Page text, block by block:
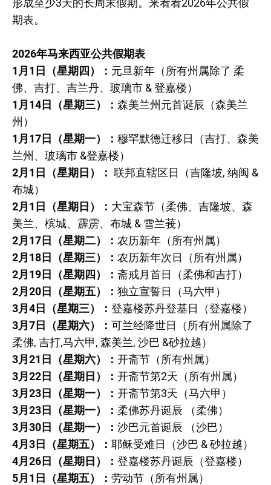
形成至少3天的长周末假期。来看看2026年公共假
期表。
2026年马来西亚公共假期表
1月1日（星期四）： 元旦新年（所有州属除了 柔
佛、吉打、吉兰丹、玻璃市 & 登嘉楼）
1月14日（星期三）： 森美兰州元首诞辰（森美兰
州）
1月17日（星期一）： 穆罕默德迁移日（吉打、森美
兰州、玻璃市 &登嘉楼）
2月1日（星期日）： 联邦直辖区日（吉隆坡, 纳闽 &
布城）
2月1日（星期日）： 大宝森节（柔佛、吉隆坡、森
美兰、槟城、霹雳、布城 & 雪兰莪）
2月17日（星期二）： 农历新年（所有州属）
2月18日（星期三）： 农历新年次日（所有州属）
2月19日（星期四）： 斋戒月首日（柔佛和吉打）
2月20日（星期五）： 独立宣誓日（马六甲）
3月4日（星期三）： 登嘉楼苏丹登基日（登嘉楼）
3月7日（星期六）： 可兰经降世日（所有州属除了
柔佛, 吉打,马六甲, 森美兰, 沙巴 &砂拉越）
3月21日（星期六）： 开斋节（所有州属）
3月22日（星期日）： 开斋节第2天（所有州属）
3月23日（星期一）： 开斋节第3天（马六甲）
3月23日（星期一）： 柔佛苏丹诞辰 （柔佛）
3月30日（星期一）： 沙巴元首诞辰 （沙巴）
4月3日（星期五）： 耶稣受难日（沙巴 & 砂拉越）
4月26日（星期日）： 登嘉楼苏丹诞辰（登嘉楼）
5月1日（星期五）： 劳动节（所有州属）